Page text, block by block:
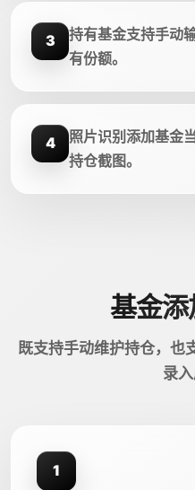
3
持有基金支持手动
有份额。
4
照片识别添加基金
持仓截图。
基金
既支持手动维护持仓，也
录入
1